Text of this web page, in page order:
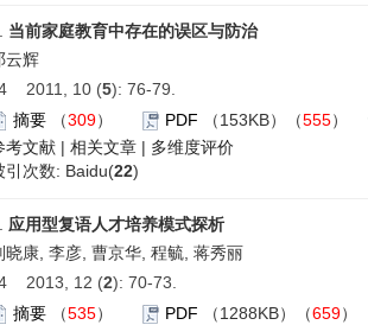
当前家庭教育中存在的误区与防治
云辉
2011, 10 (5): 76-79.
摘要 （309） PDF （153KB）（555）
考文献 | 相关文章 | 多维度评价
引次数: Baidu(22)
应用型复语人才培养模式探析
晓康, 李彦, 曹京华, 程毓, 蒋秀丽
2013, 12 (2): 70-73.
摘要 （535） PDF （1288KB）（659）